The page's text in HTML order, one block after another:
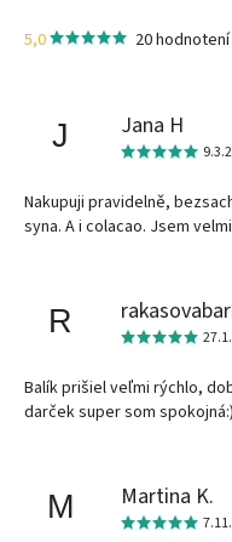
5,0 20 hodnotení
J Jana H
Nakupuji pravidelně,
syna. A i colacao. Jsem
R
Balík prišiel veľmi rýchlo,
darček super som spokojná:)
M Martina K.